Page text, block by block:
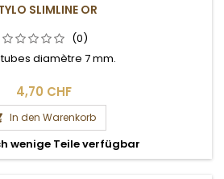
SLIMLINE OR
(0)
diamètre 7 mm.
4,70 CHF
In den Warenkorb
wenige Teile verfügbar